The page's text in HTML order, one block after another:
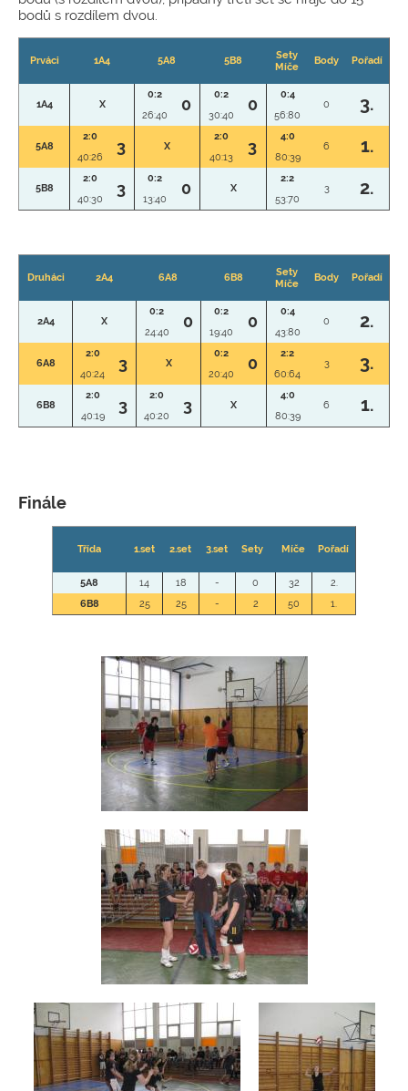
bodů s rozdílem dvou.
Prváci 1A4 5A8 5B8
Sety
Míče
Body Pořadí
1A4 X
0:2
0
0:2
0
0:4
0
3.
26:40 30:40 56:80
5A8
2:0
3 X
2:0
3
4:0
6
1.
40:26 40:13 80:39
5B8
2:0
3
0:2
0 X
2:2
3
2.
40:30 13:40 53:70
Druháci 2A4 6A8 6B8
Sety
Míče
Body Pořadí
2A4 X
0:2
0
0:2
0
0:4
0
2.
24:40 19:40 43:80
6A8
2:0
3 X
0:2
0
2:2
3
3.
40:24 20:40 60:64
6B8
2:0
3
2:0
3 X
4:0
6
1.
40:19 40:20 80:39
Finále
Třída 1.set 2.set 3.set Sety Míče Pořadí
5A8 14 18 - 0 32
2.
6B8
25 25 - 2 50 1.